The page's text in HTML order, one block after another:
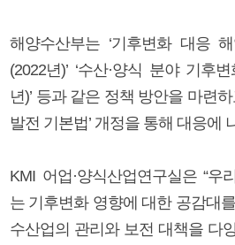
해양수산부는 ‘기후변화 대응
(2022년)’ ‘수산·양식 분야 기후
년)’ 등과 같은 정책 방안을 마련
발전 기본법’ 개정을 통해 대응에
KMI 어업·양식산업연구실은 “우
는 기후변화 영향에 대한 공감대
수산업의 관리와 보전 대책을 다